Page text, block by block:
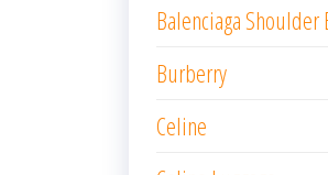
Balenciaga Shoulder
Burberry
Celine